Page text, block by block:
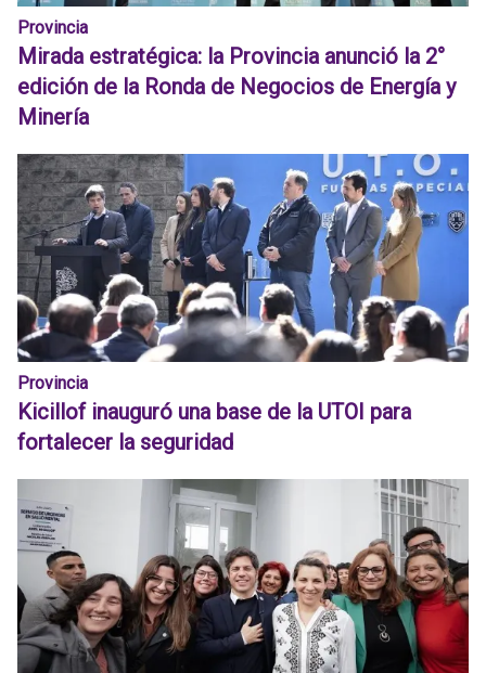
Provincia
Mirada estratégica: la Provincia anunció la 2°
edición de la Ronda de Negocios de Energía y
Minería
Provincia
Kicillof inauguró una base de la UTOI para
fortalecer la seguridad